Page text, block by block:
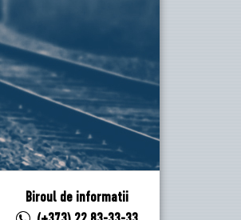
Biroul de informatii